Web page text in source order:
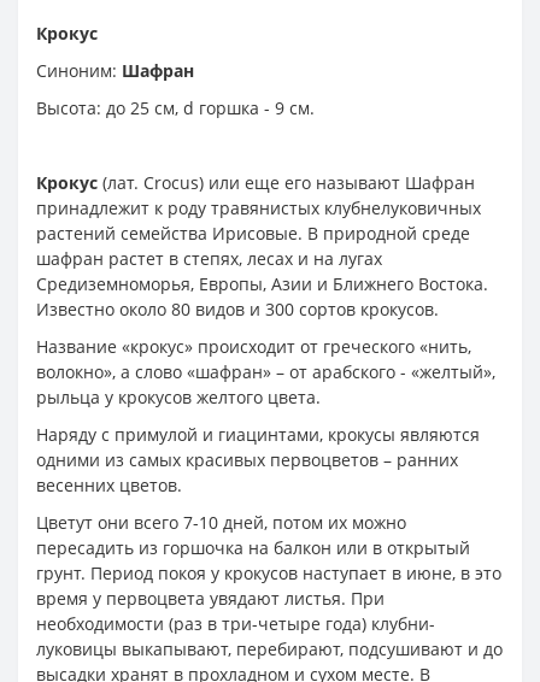
Крокус
Синоним: Шафран
Высота: до 25 см, d горшка - 9 см.
Крокус (лат. Crocus) или еще его называют Шафран
принадлежит к роду травянистых клубнелуковичных
растений семейства Ирисовые. В природной среде
шафран растет в степях, лесах и на лугах
Средиземноморья, Европы, Азии и Ближнего Востока.
Известно около 80 видов и 300 сортов крокусов.
Название «крокус» происходит от греческого «нить,
волокно», а слово «шафран» – от арабского - «желтый»,
рыльца у крокусов желтого цвета.
Наряду с примулой и гиацинтами, крокусы являются
одними из самых красивых первоцветов – ранних
весенних цветов.
Цветут они всего 7-10 дней, потом их можно
пересадить из горшочка на балкон или в открытый
грунт. Период покоя у крокусов наступает в июне, в это
время у первоцвета увядают листья. При
необходимости (раз в три-четыре года) клубни-
луковицы выкапывают, перебирают, подсушивают и до
высадки хранят в прохладном и сухом месте. В